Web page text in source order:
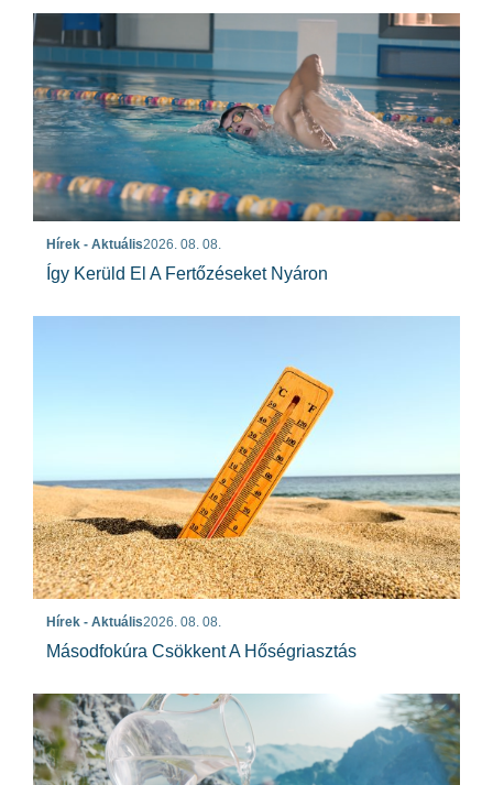
Hírek - Aktuális2026. 08. 08.
Így Kerüld El A Fertőzéseket Nyáron
Hírek - Aktuális2026. 08. 08.
Másodfokúra Csökkent A Hőségriasztás